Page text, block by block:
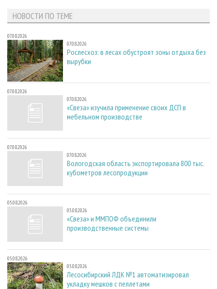
НОВОСТИ ПО ТЕМЕ
07.08.2026
07.08.2026
Рослесхоз: в лесах обустроят зоны отдыха без
вырубки
07.08.2026
07.08.2026
«Свеза» изучила применение своих ДСП в
мебельном производстве
07.08.2026
07.08.2026
Вологодская область экспортировала 800 тыс.
кубометров лесопродукции
05.08.2026
05.08.2026
«Свеза» и ММПОФ объединили
производственные системы
05.08.2026
05.08.2026
Лесосибирский ЛДК №1 автоматизировал
укладку мешков с пеллетами